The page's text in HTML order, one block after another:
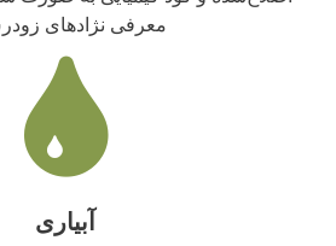
معرفی نژادهای
آبیاری